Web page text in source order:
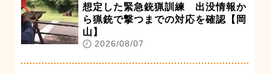
想定した緊急銃猟訓練 出没情報か
ら猟銃で撃つまでの対応を確認【岡
山】
2026/08/07